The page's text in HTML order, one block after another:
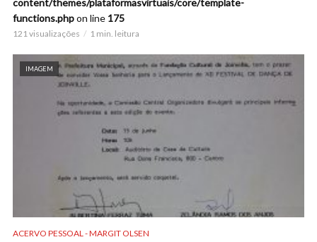
content/themes/plataformasvirtuais/core/template-
functions.phpon line 175
121 visualizações 1 min. leitura
IMAGEM
ACERVO PESSOAL - MARGIT OLSEN